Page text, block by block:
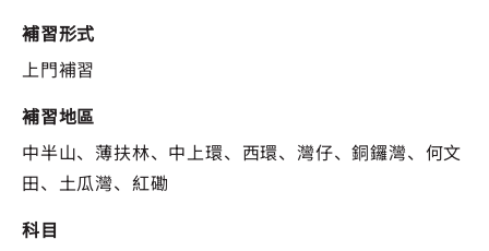
補習形式
上門補習
補習地區
中半山、薄扶林、中上環、西環、灣仔、銅鑼灣、何文
田、土瓜灣、紅磡
科目